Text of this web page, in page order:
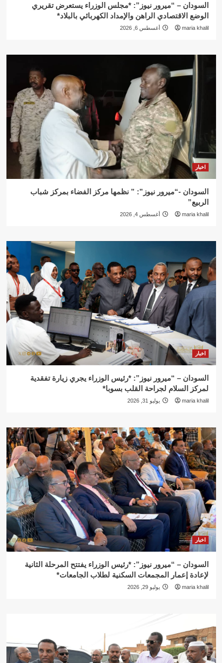
السودان – “ميرور نيوز”: *مجلس الوزراء يستعرض تقريري
الوضع الاقتصادي الراهن والإمداد الكهربائي بالبلاد*
maria khalil أغسطس 6, 2026
اخبار
السودان -“ميرور نيوز”: ” نظمها مركز الفضاء بمركز شباب
الربيع”
maria khalil أغسطس 4, 2026
اخبار
السودان – “ميرور نيوز”: *رئيس الوزراء يجري زيارة تفقدية
لمركز السلام لجراحة القلب بسوبا*
maria khalil يوليو 31, 2026
اخبار
السودان – “ميرور نيوز”: *رئيس الوزراء يفتتح المرحلة الثانية
لإعادة إعمار المجمعات السكنية لطلاب الجامعات*
maria khalil يوليو 29, 2026